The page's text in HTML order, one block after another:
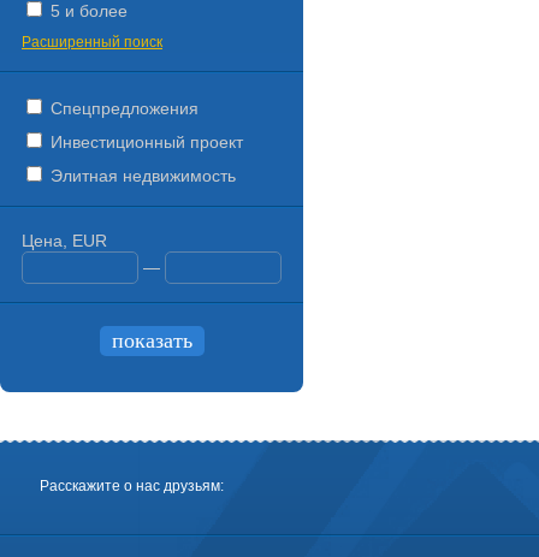
5 и более
Расширенный поиск
Спецпредложения
Инвестиционный проект
Элитная недвижимость
Цена, EUR
—
Расскажите о нас друзьям: